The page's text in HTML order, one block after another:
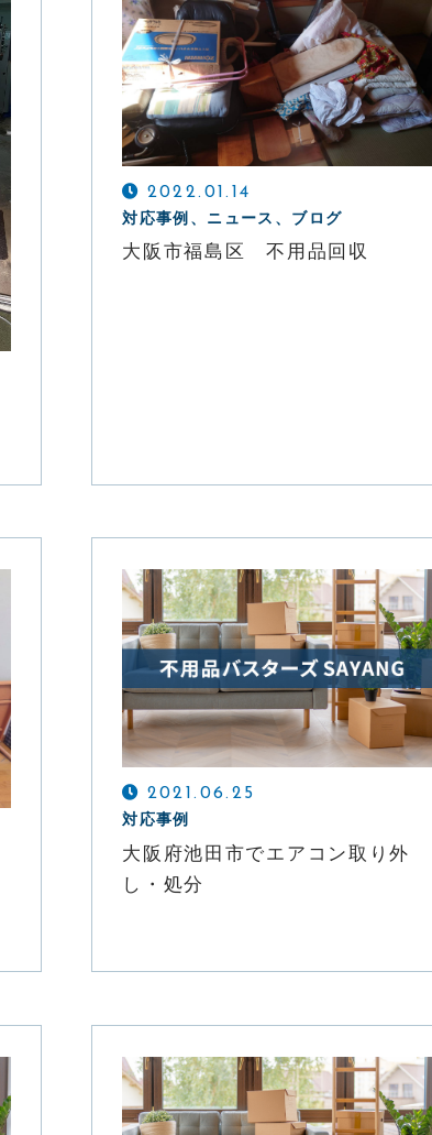
CONTACT
「もったいない精神」で丁寧な対応をお約束
LINEでの受付
友達追加はこちら
2022.01.14
対応事例、ニュース、ブログ
大阪市福島区 不用品回収
2021.06.25
対応事例
大阪府池田市でエアコン取り外
し・処分